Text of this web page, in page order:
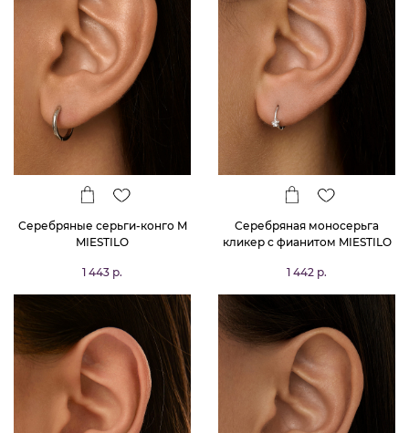
Серебряные серьги-конго M
MIESTILO
1 443 р.
Серебряная моносерьга
кликер с фианитом MIESTILO
1 442 р.